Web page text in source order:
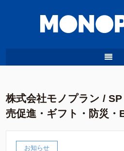
株式会社モノプラン /
売促進・ギフト・防災・
お知らせ